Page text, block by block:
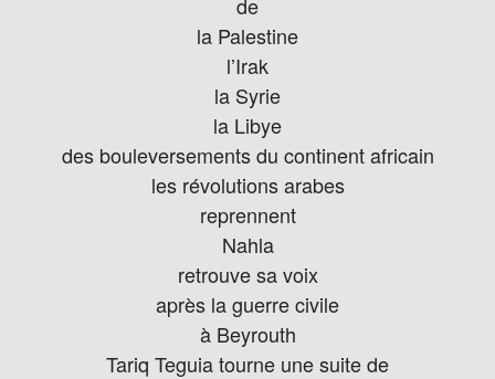
la Palestine
l’Irak
la Syrie
la Libye
des bouleversements du continent africain
les révolutions arabes
reprennent
Nahla
retrouve sa voix
après la guerre civile
à Beyrouth
Tariq Teguia tourne une suite de